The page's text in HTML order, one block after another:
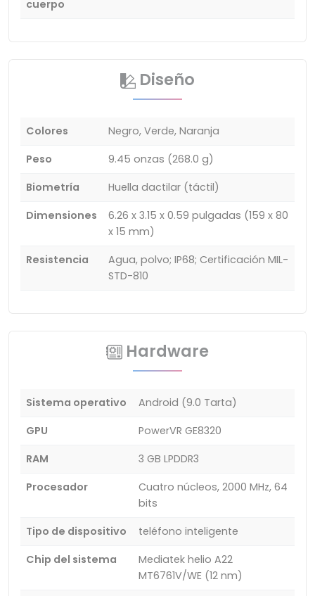
cuerpo
Diseño
Colores
Negro, Verde, Naranja
Peso
9.45 onzas (268.0 g)
Biometría
Huella dactilar (táctil)
Dimensiones
6.26 x 3.15 x 0.59 pulgadas (159 x 80
x 15 mm)
Resistencia
Agua, polvo; IP68; Certificación MIL-
STD-810
Hardware
Sistema operativo
Android (9.0 Tarta)
GPU
PowerVR GE8320
RAM
3 GB LPDDR3
Procesador
Cuatro núcleos, 2000 MHz, 64
bits
Tipo de dispositivo
teléfono inteligente
Chip del sistema
Mediatek helio A22
MT6761V/WE (12 nm)